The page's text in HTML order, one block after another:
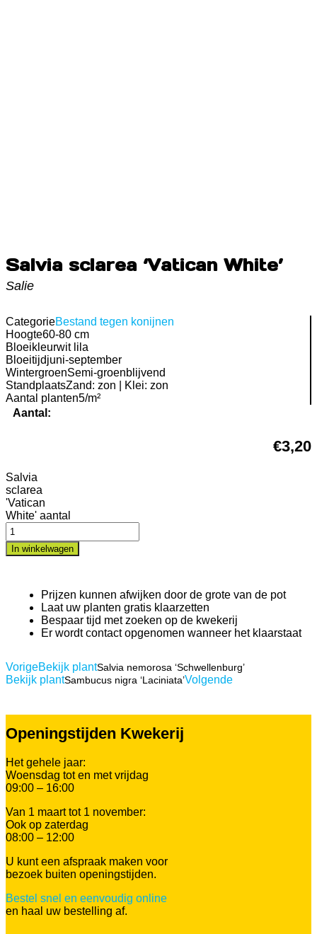
Salvia sclarea ‘Vatican White’
Salie
CategorieBestand tegen konijnen
Hoogte60-80 cm
Bloeikleurwit lila
Bloeitijdjuni-september
WintergroenSemi-groenblijvend
StandplaatsZand: zon | Klei: zon
Aantal planten5/m²
Aantal:
€3,20
Salvia
sclarea
'Vatican
White' aantal
In winkelwagen
Prijzen kunnen afwijken door de grote van de pot
Laat uw planten gratis klaarzetten
Bespaar tijd met zoeken op de kwekerij
Er wordt contact opgenomen wanneer het klaarstaat
VorigeBekijk plantSalvia nemorosa ‘Schwellenburg’
Bekijk plantSambucus nigra ‘Laciniata’Volgende
Openingstijden Kwekerij
Het gehele jaar:
Woensdag tot en met vrijdag
09:00 – 16:00
Van 1 maart tot 1 november:
Ook op zaterdag
08:00 – 12:00
U kunt een afspraak maken voor
bezoek buiten openingstijden.
Bestel snel en eenvoudig online
en haal uw bestelling af.